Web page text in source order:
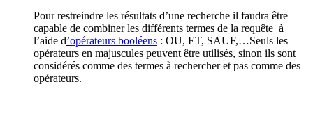
Pour restreindre les résultats d’une recherche il faudra être
capable de combiner les différents termes de la requête à
l’aide d’opérateurs booléens : OU, ET, SAUF,…Seuls les
opérateurs en majuscules peuvent être utilisés, sinon ils sont
considérés comme des termes à rechercher et pas comme des
opérateurs.